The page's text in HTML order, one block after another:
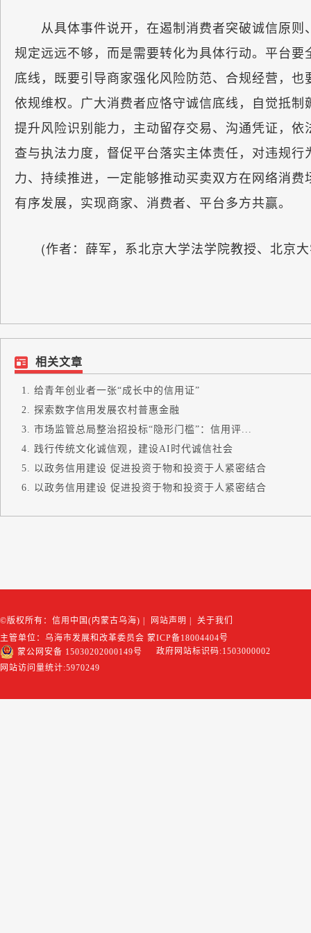
从具体事件说开，在遏制消费者突破诚信原则
规定远远不够，而是需要转化为具体行动。平台
底线，既要引导商家强化风险防范、合规经营，
依规维权。广大消费者应恪守诚信底线，自觉抵
提升风险识别能力，主动留存交易、沟通凭证，
查与执法力度，督促平台落实主体责任，对违规
力、持续推进，一定能够推动买卖双方在网络消
有序发展，实现商家、消费者、平台多方共赢。
(作者：薛军，系北京大学法学院教授、北京大
相关文章
给青年创业者一张“成长中的信用证”
探索数字信用发展农村普惠金融
市场监管总局整治招投标“隐形门槛”：信用评...
践行传统文化诚信观，建设AI时代诚信社会
以政务信用建设 促进投资于物和投资于人紧密结合
以政务信用建设 促进投资于物和投资于人紧密结合
©版权所有：信用中国(内蒙古乌海) 网站声明
关于我们
主管单位：乌海市发展和改革委员会 蒙ICP备18004404号
蒙公网安备 15030202000149号
政府网站标识码:1503000002
网站访问量统计:5970249